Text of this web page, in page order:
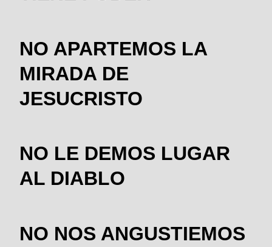
NO APARTEMOS LA
MIRADA DE
JESUCRISTO
NO LE DEMOS LUGAR
AL DIABLO
NO NOS ANGUSTIEMOS